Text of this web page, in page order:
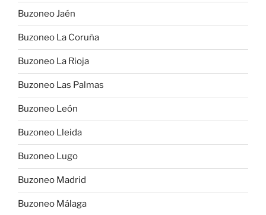
Buzoneo Jaén
Buzoneo La Coruña
Buzoneo La Rioja
Buzoneo Las Palmas
Buzoneo León
Buzoneo Lleida
Buzoneo Lugo
Buzoneo Madrid
Buzoneo Málaga